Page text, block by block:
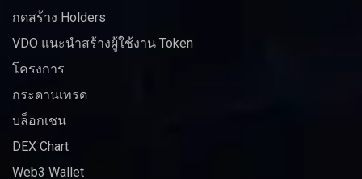
กดสร้าง Holders
VDO แนะนำสร้างผู้ใช้งาน Token
โครงการ
กระดานเทรด
บล็อกเชน
DEX Chart
Web3 Wallet